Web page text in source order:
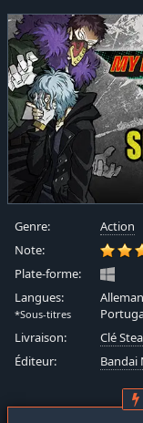
Genre:
Action
Note:
Plate-forme:
Langues:
*Sous-titres
Livraison:
Clé
Éditeur:
Bandai